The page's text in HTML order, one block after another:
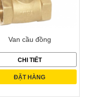
Van cầu đồng
CHI TIẾT
ĐẶT HÀNG